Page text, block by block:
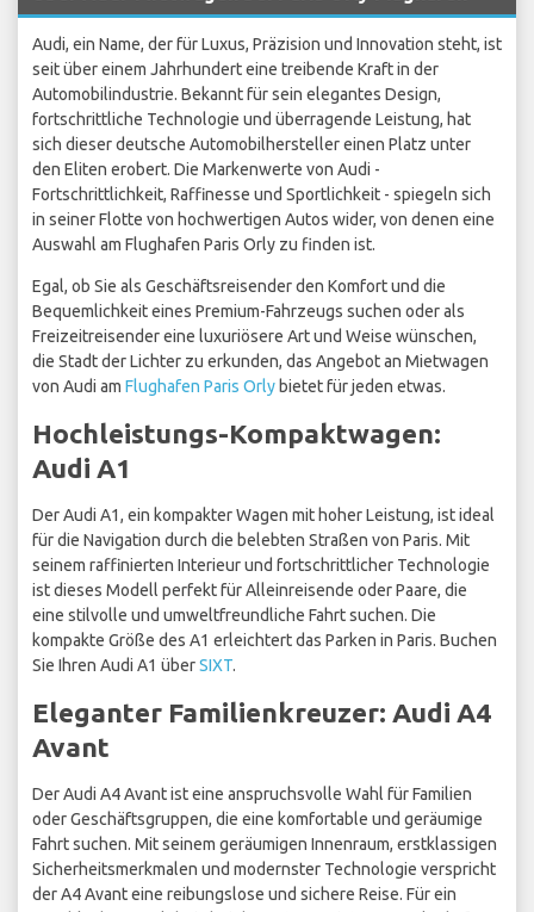
Audi, ein Name, der für Luxus, Präzision und Innovation steht, ist
seit über einem Jahrhundert eine treibende Kraft in der
Automobilindustrie. Bekannt für sein elegantes Design,
fortschrittliche Technologie und überragende Leistung, hat
sich dieser deutsche Automobilhersteller einen Platz unter
den Eliten erobert. Die Markenwerte von Audi -
Fortschrittlichkeit, Raffinesse und Sportlichkeit - spiegeln sich
in seiner Flotte von hochwertigen Autos wider, von denen eine
Auswahl am Flughafen Paris Orly zu finden ist.
Egal, ob Sie als Geschäftsreisender den Komfort und die
Bequemlichkeit eines Premium-Fahrzeugs suchen oder als
Freizeitreisender eine luxuriösere Art und Weise wünschen,
die Stadt der Lichter zu erkunden, das Angebot an Mietwagen
von Audi am Flughafen Paris Orly bietet für jeden etwas.
Hochleistungs-Kompaktwagen:
Audi A1
Der Audi A1, ein kompakter Wagen mit hoher Leistung, ist ideal
für die Navigation durch die belebten Straßen von Paris. Mit
seinem raffinierten Interieur und fortschrittlicher Technologie
ist dieses Modell perfekt für Alleinreisende oder Paare, die
eine stilvolle und umweltfreundliche Fahrt suchen. Die
kompakte Größe des A1 erleichtert das Parken in Paris. Buchen
Sie Ihren Audi A1 überSIXT.
Eleganter Familienkreuzer: Audi A4
Avant
Der Audi A4 Avant ist eine anspruchsvolle Wahl für Familien
oder Geschäftsgruppen, die eine komfortable und geräumige
Fahrt suchen. Mit seinem geräumigen Innenraum, erstklassigen
Sicherheitsmerkmalen und modernster Technologie verspricht
der A4 Avant eine reibungslose und sichere Reise. Für ein